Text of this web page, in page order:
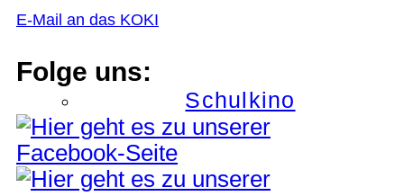
Schulkino
E-Mail an das KOKI
Folge uns: